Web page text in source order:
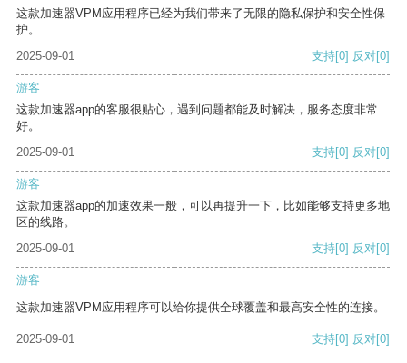
这款加速器VPM应用程序已经为我们带来了无限的隐私保护和安全性保
护。
2025-09-01
支持[0] 反对[0]
游客
这款加速器app的客服很贴心，遇到问题都能及时解决，服务态度非常
好。
2025-09-01
支持[0] 反对[0]
游客
这款加速器app的加速效果一般，可以再提升一下，比如能够支持更多地
区的线路。
2025-09-01
支持[0] 反对[0]
游客
这款加速器VPM应用程序可以给你提供全球覆盖和最高安全性的连接。
2025-09-01 支持[0] 反对[0]